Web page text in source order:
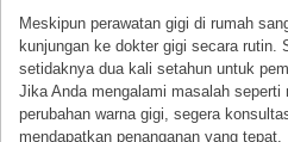
Meskipun perawatan gigi di rumah
kunjungan ke dokter gigi secara rutin.
setidaknya dua kali setahun untuk
Jika Anda mengalami masalah
perubahan warna gigi, segera
mendapatkan penanganan yang tepat.